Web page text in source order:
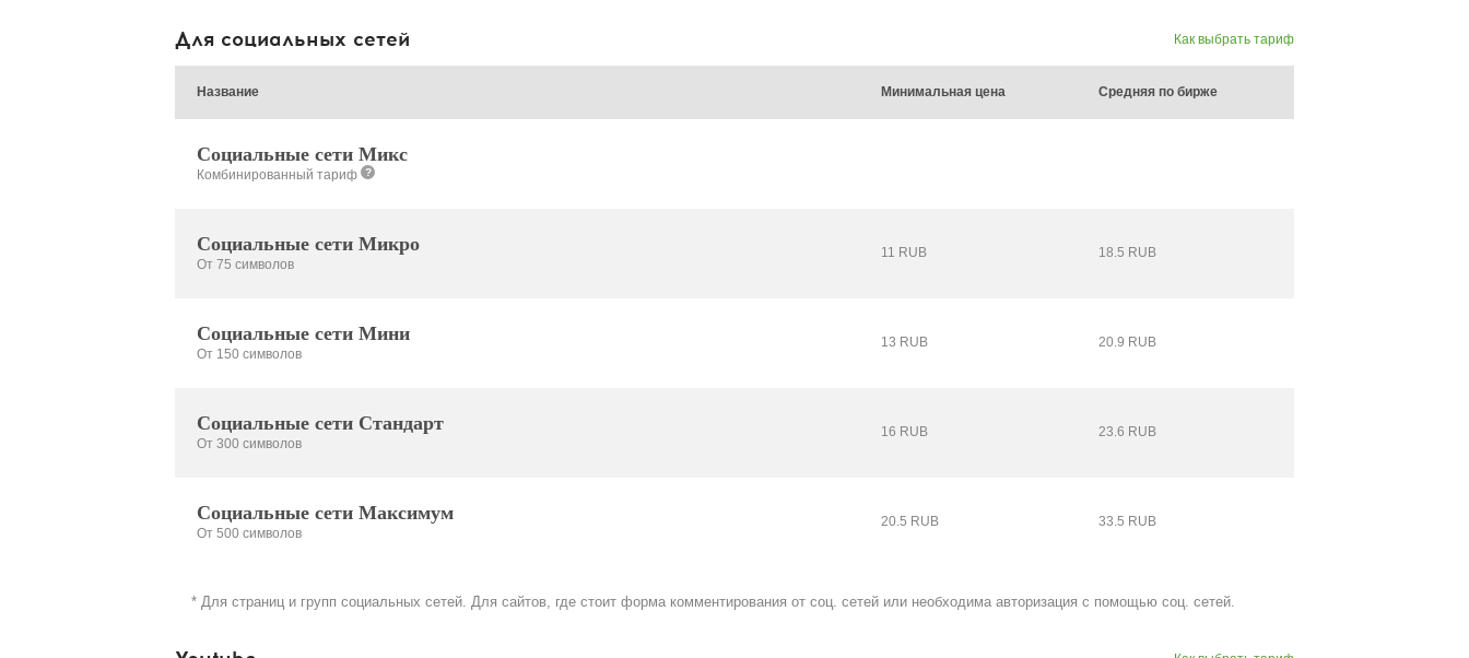
Для социальных сетей Как выбрать тариф
Название Минимальная цена Средняя по бирже
Социальные сети Микс
Комбинированный тариф ?
Социальные сети Микро
От 75 символов
11 RUB 18.5 RUB
Социальные сети Мини
От 150 символов
13 RUB 20.9 RUB
Социальные сети Стандарт
От 300 символов
16 RUB 23.6 RUB
Социальные сети Максимум
От 500 символов
20.5 RUB 33.5 RUB
* Для страниц и групп социальных сетей. Для сайтов, где стоит форма комментирования от соц. сетей или необходима авторизация с помощью соц. сетей.